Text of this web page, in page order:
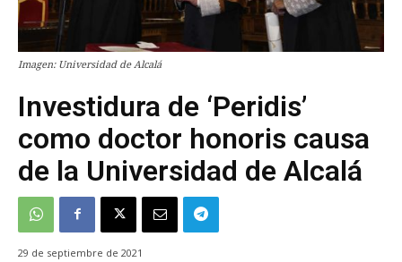
Imagen: Universidad de Alcalá
Investidura de ‘Peridis’
como doctor honoris causa
de la Universidad de Alcalá
29 de septiembre de 2021